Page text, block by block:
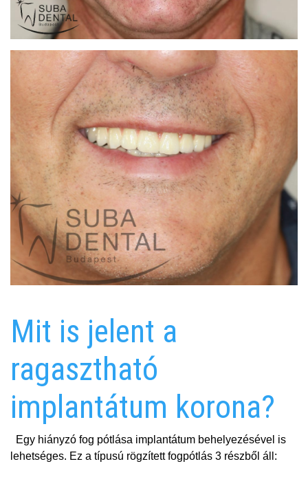
Mit is jelent a
ragasztható
implantátum korona?
Egy hiányzó fog pótlása implantátum behelyezésével is
lehetséges. Ez a típusú rögzített fogpótlás 3 részből áll: